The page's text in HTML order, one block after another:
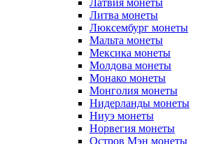
Латвия монеты
Литва монеты
Люксембург монеты
Мальта монеты
Мексика монеты
Молдова монеты
Монако монеты
Монголия монеты
Нидерланды монеты
Ниуэ монеты
Норвегия монеты
Остров Мэн монеты